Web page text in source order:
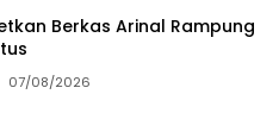
Berkas Arinal Rampung
07/08/2026